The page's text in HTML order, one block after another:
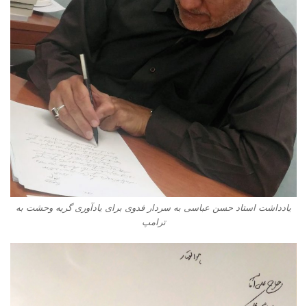
یادداشت استاد حسن عباسی به سردار فدوی برای یادآوری گریه وحشت به
ترامپ